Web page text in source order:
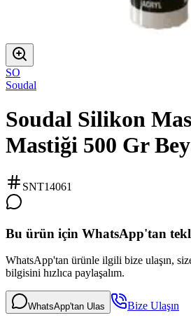
SO
Soudal
Soudal Silikon
Mastiği 500 Gr
SNT14061
Bu ürün için WhatsApp'tan
WhatsApp'tan ürünle ilgili bize ulaşın,
bilgisini hızlıca paylaşalım.
WhatsApp'tan Ulas Bize Ulaşın